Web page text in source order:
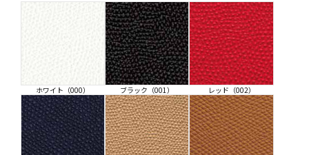
ホワイト（000） ブラック（001） レッド（002）